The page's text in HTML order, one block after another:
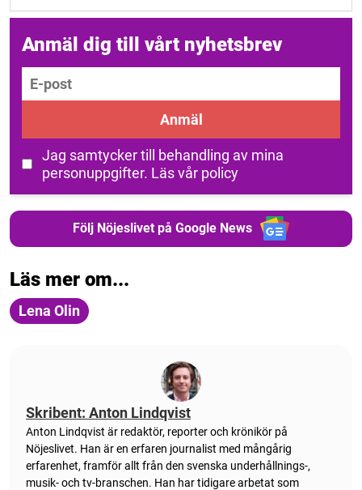
Anmäl dig till vårt nyhetsbrev
E-post
Anmäl
Jag samtycker till behandling av mina
personuppgifter. Läs vår policy
Följ Nöjeslivet på Google News
Läs mer om...
Lena Olin
Skribent: Anton Lindqvist
Anton Lindqvist är redaktör, reporter och krönikör på
Nöjeslivet. Han är en erfaren journalist med mångårig
erfarenhet, framför allt från den svenska underhållnings-,
musik- och tv-branschen. Han har tidigare arbetat som